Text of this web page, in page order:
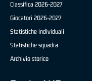
Classifica 2026-2027
Giocatori 2026-2027
Statistiche individuali
Statistiche squadra
Archivio storico